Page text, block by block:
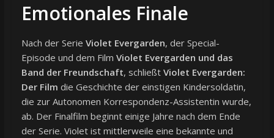
Emotionales Finale
Nach der Serie Violet Evergarden, der Special-
Episode und dem Film Violet Evergarden und das
Band der Freundschaft, schließt Violet Evergarden:
Der Film die Geschichte der einstigen Kindersoldatin,
die zur Autonomen Korrespondenz-Assistentin wurde,
ab. Der Finalfilm beginnt einige Jahre nach dem Ende
der Serie. Violet ist mittlerweile eine bekannte und